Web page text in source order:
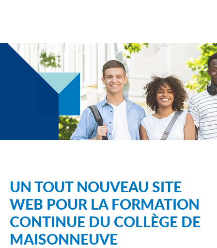
UN TOUT NOUVEAU SITE
WEB POUR LA FORMATION
CONTINUE DU COLLÈGE DE
MAISONNEUVE